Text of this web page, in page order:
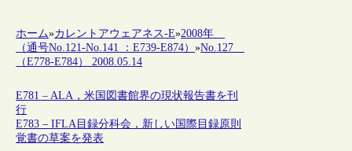
ホーム»カレントアウェアネス-E»2008年
（通号No.121-No.141 ：E739-E874）»No.127
（E778-E784） 2008.05.14
E781 – ALA，米国図書館界の現状報告書を刊
行
E783 – IFLA目録分科会，新しい国際目録原則
覚書の草案を発表